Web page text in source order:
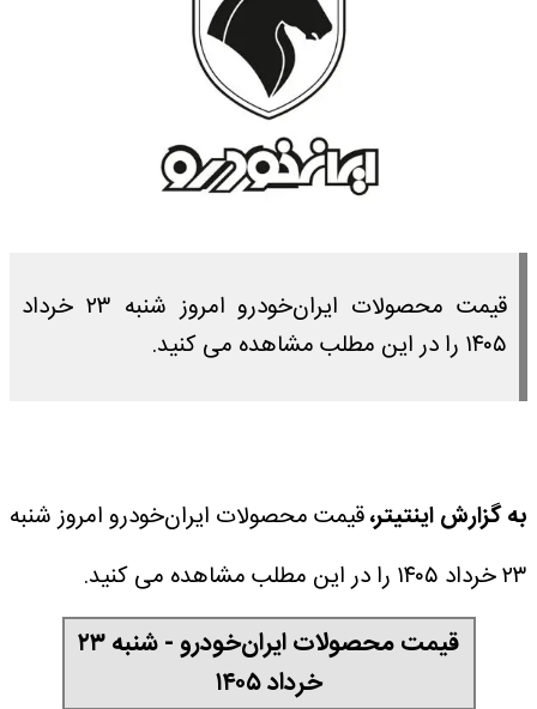
قیمت محصولات ایران‌خودرو امروز شنبه ۲۳ خرداد
۱۴۰۵ را در این مطلب مشاهده می کنید.
به گزارش اینتیتر،قیمت محصولات ایران‌خودرو امروز شنبه
۲۳ خرداد ۱۴۰۵ را در این مطلب مشاهده می کنید.
قیمت محصولات ایران‌خودرو - شنبه ۲۳
خرداد ۱۴۰۵